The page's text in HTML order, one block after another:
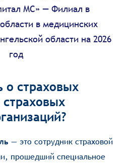
МС» — Филиал в
в медицинских
области на 2026
год
о страховых
страховых
— это сотрудник страховой
прошедший специальное